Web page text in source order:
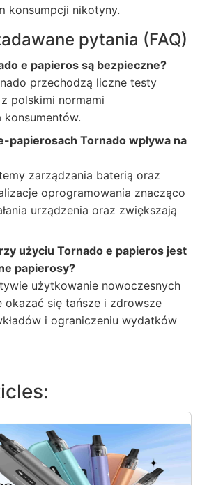
konsumpcji nikotyny.
pytania (FAQ)
e papieros są bezpieczne?
przechodzą liczne testy
polskimi normami
papierosach Tornado wpływa na
zarządzania baterią oraz
oprogramowania znacząco
urządzenia oraz zwiększają
użyciu Tornado e papieros jest
papierosy?
użytkowanie nowoczesnych
okazać się tańsze i zdrowsze
i ograniczeniu wydatków